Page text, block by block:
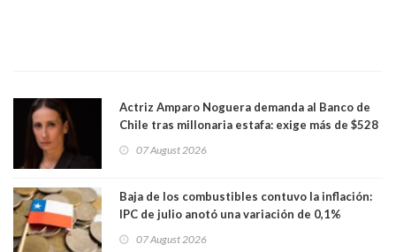
Actriz Amparo Noguera demanda al Banco de
Chile tras millonaria estafa: exige más de $528
07 August 2026
Baja de los combustibles contuvo la inflación:
IPC de julio anotó una variación de 0,1%
07 August 2026